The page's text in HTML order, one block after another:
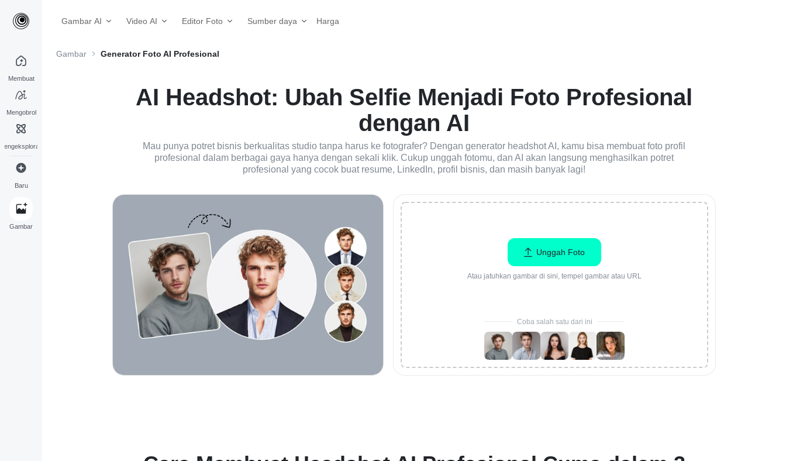
Gambar AI Video AI Editor Foto Sumber daya Harga
Membuat
Mengobrol
Baru
Gambar
Gambar Generator Foto AI Profesional
AI Headshot: Ubah Selfie Menjadi Foto Profesional
dengan AI
Mau punya potret bisnis berkualitas studio tanpa harus ke fotografer? Dengan generator headshot AI, kamu bisa membuat foto profil
profesional dalam berbagai gaya hanya dengan sekali klik. Cukup unggah fotomu, dan AI akan langsung menghasilkan potret
profesional yang cocok buat resume, LinkedIn, profil bisnis, dan masih banyak lagi!
Unggah Foto
Atau jatuhkan gambar di sini, tempel gambar atau URL
Coba salah satu dari ini